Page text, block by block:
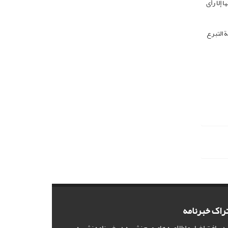
خبرنامه